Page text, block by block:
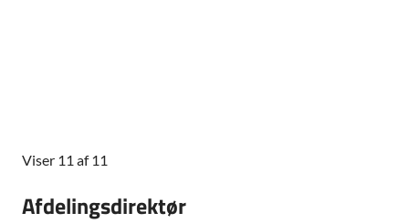
Viser 11 af 11
Afdelingsdirektør